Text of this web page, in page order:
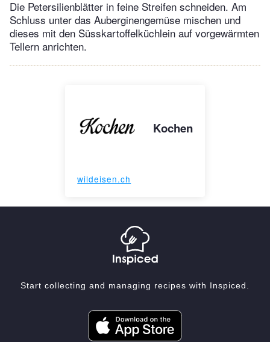
Die Petersilienblätter in feine Streifen schneiden. Am
Schluss unter das Auberginengemüse mischen und
dieses mit den Süsskartoffelküchlein auf vorgewärmten
Tellern anrichten.
Kochen
wildeisen.ch
Start collecting and managing recipes with Inspiced.